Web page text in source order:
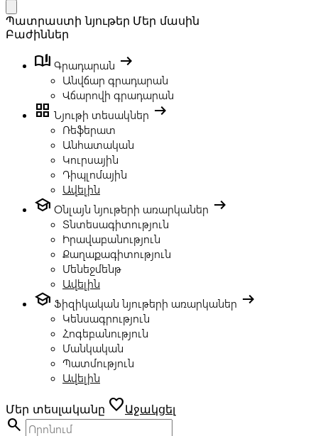
Պատրաստի նյութեր Մեր մասին
Բաժիններ
book_ribbon Գրադարան arrow_right_alt
Անվճար գրադարան
Վճարովի գրադարան
grid_view Նյութի տեսակներ arrow_right_alt
Ռեֆերատ
Անհատական
Կուրսային
Դիպլոմային
Ավելին
school Օնլայն նյութերի առարկաներ arrow_right_alt
Տնտեսագիտություն
Իրավաբանություն
Քաղաքագիտություն
Մենեջմենթ
Ավելին
school Ֆիզիկական նյութերի առարկաներ arrow_right_alt
Կենսագրություն
Հոգեբանություն
Մանկական
Պատմություն
Ավելին
Մեր տեսլականը favoriteԱջակցել
search